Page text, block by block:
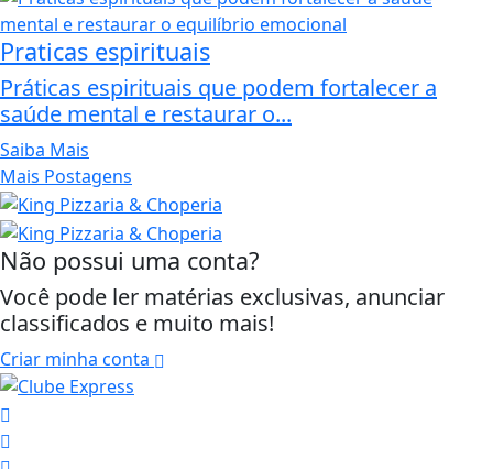
Praticas espirituais
Práticas espirituais que podem fortalecer a
saúde mental e restaurar o...
Saiba Mais
Mais Postagens
Não possui uma conta?
Você pode ler matérias exclusivas, anunciar
classificados e muito mais!
Criar minha conta